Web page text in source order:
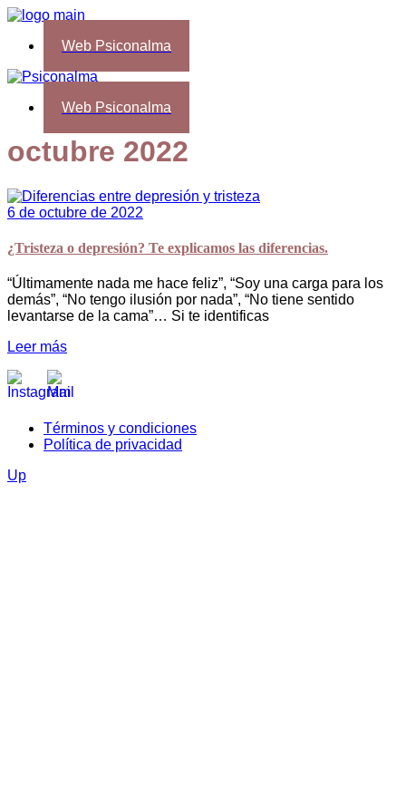
Web Psiconalma
Web Psiconalma
octubre 2022
6 de octubre de 2022
¿Tristeza o depresión? Te explicamos las diferencias.
“Últimamente nada me hace feliz”, “Soy una carga para los
demás”, “No tengo ilusión por nada”, “No tiene sentido
levantarse de la cama”… Si te identificas
Leer más
Términos y condiciones
Política de privacidad
Up